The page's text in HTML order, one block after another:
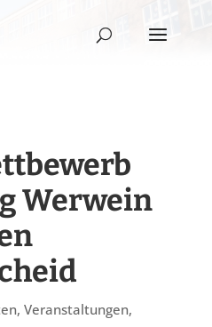
Werwein
, Veranstaltungen,